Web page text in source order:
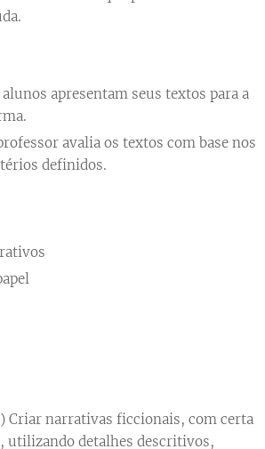
alunos apresentam seus textos para a
avalia os textos com base nos
definidos.
Criar narrativas ficcionais, com certa
utilizando detalhes descritivos,